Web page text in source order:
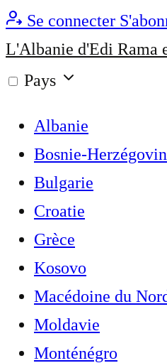
Se connecter
L'Albanie d'Edi Rama
Pays
Albanie
Bosnie-
Bulgarie
Croatie
Grèce
Kosovo
Macédoine du
Moldavie
Monténégro